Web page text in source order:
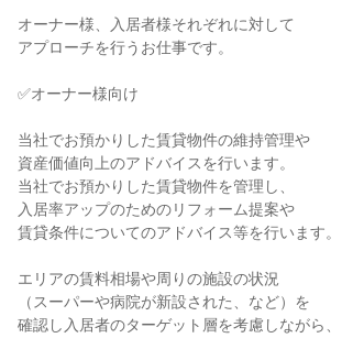
オーナー様、入居者様それぞれに対して
アプローチを行うお仕事です。
✅オーナー様向け
当社でお預かりした賃貸物件の維持管理や
資産価値向上のアドバイスを行います。
当社でお預かりした賃貸物件を管理し、
入居率アップのためのリフォーム提案や
賃貸条件についてのアドバイス等を行います。
エリアの賃料相場や周りの施設の状況
（スーパーや病院が新設された、など）を
確認し入居者のターゲット層を考慮しながら、